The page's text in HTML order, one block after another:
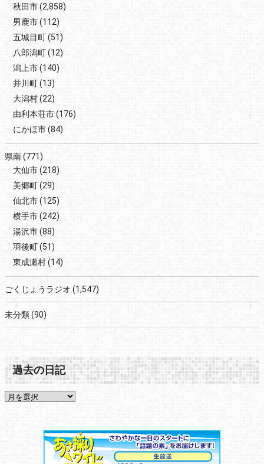
秋田市(2,858)
男鹿市(112)
五城目町(51)
八郎潟町(12)
潟上市(140)
井川町(13)
大潟村(22)
由利本荘市(176)
にかほ市(84)
県南(771)
大仙市(218)
美郷町(29)
仙北市(125)
横手市(242)
湯沢市(88)
羽後町(51)
東成瀬村(14)
ごくじょうラジオ (1,547)
未分類(90)
過去の日記